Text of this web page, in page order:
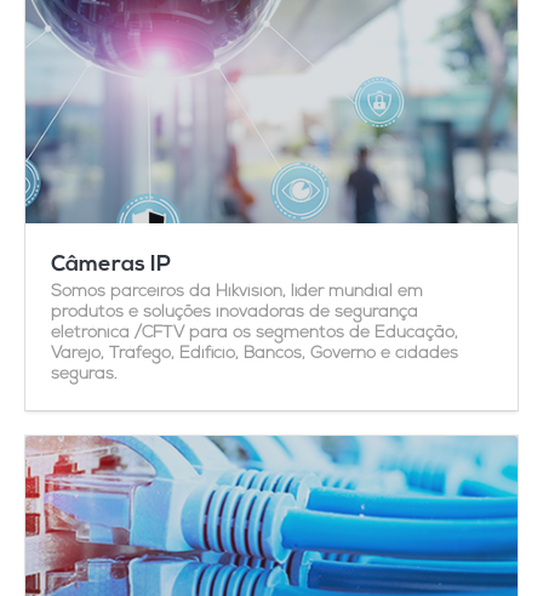
Câmeras IP
Somos parceiros da Hikvision, líder mundial em
produtos e soluções inovadoras de segurança
eletrônica /CFTV para os segmentos de Educação,
Varejo, Tráfego, Edifício, Bancos, Governo e cidades
seguras.